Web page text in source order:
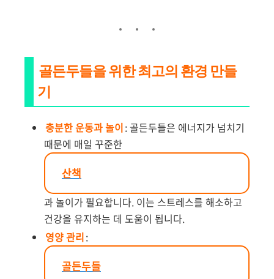
골든두들을 위한 최고의 환경 만들
기
충분한 운동과 놀이: 골든두들은 에너지가 넘치기
때문에 매일 꾸준한
산책
과 놀이가 필요합니다. 이는 스트레스를 해소하고
건강을 유지하는 데 도움이 됩니다.
영양 관리:
골든두들